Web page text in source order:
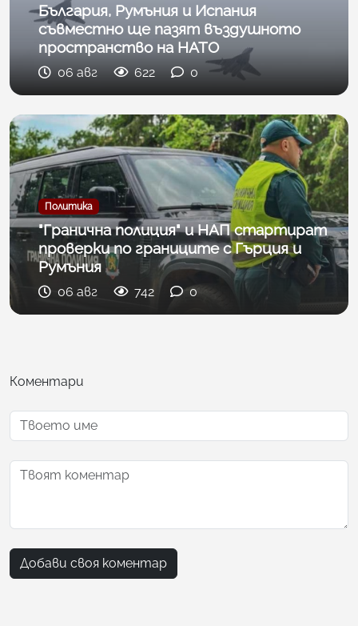
България, Румъния и Испания
съвместно ще пазят въздушното
пространство на НАТО
06 авг 622 0
Политика
"Гранична полиция" и НАП стартират
проверки по границите с Гърция и
Румъния
06 авг 742 0
Коментари
Добави своя коментар